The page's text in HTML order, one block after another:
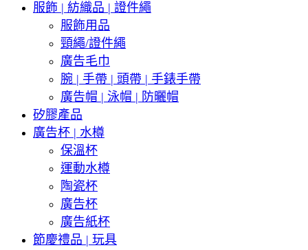
服飾 | 紡織品 | 證件繩
服飾用品
頸繩/證件繩
廣告毛巾
腕 | 手帶 | 頭帶 | 手錶手帶
廣告帽 | 泳帽 | 防曬帽
矽膠產品
廣告杯 | 水樽
保溫杯
運動水樽
陶瓷杯
廣告杯
廣告紙杯
節慶禮品 | 玩具